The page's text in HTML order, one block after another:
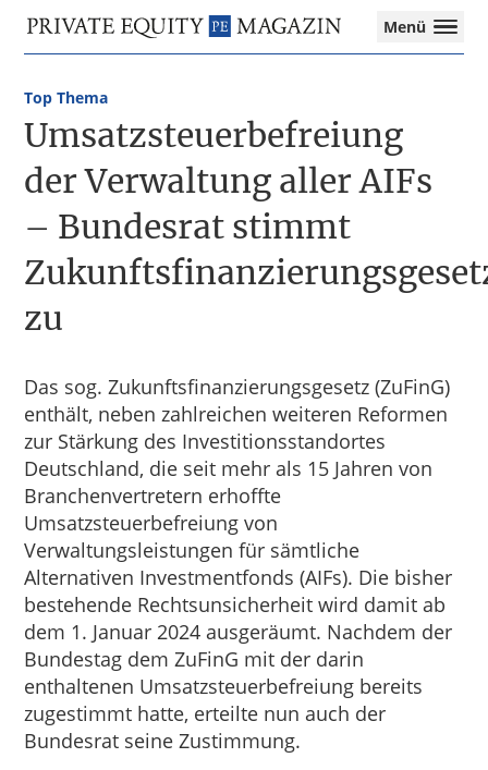
Hauptnavigation
springen
Inhalt
springen
Private
Equity
Das
für
die
Private
Equity-
Branche
Investment
Funds
I
M&A
I
Menü
Umsatzsteuerbefreiung
der Verwaltung aller AIFs
– Bundesrat stimmt
zu
Das sog. Zukunftsfinanzierungsgesetz (ZuFinG)
enthält, neben zahlreichen weiteren Reformen
zur Stärkung des Investitionsstandortes
Deutschland, die seit mehr als 15 Jahren von
Branchenvertretern erhoffte
Umsatzsteuerbefreiung von
Verwaltungsleistungen für sämtliche
Alternativen Investmentfonds (AIFs). Die bisher
bestehende Rechtsunsicherheit wird damit ab
dem 1. Januar 2024 ausgeräumt. Nachdem der
Bundestag dem ZuFinG mit der darin
enthaltenen Umsatzsteuerbefreiung bereits
zugestimmt hatte, erteilte nun auch der
Bundesrat seine Zustimmung.
Top Thema